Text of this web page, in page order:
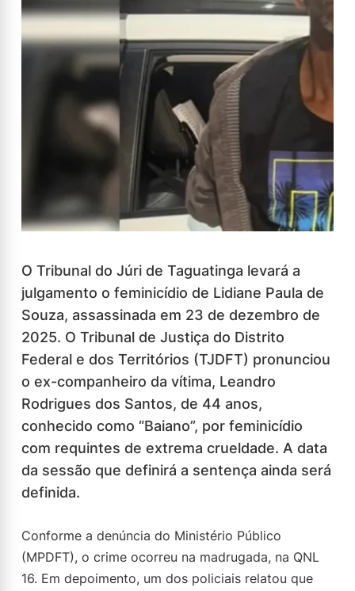
O Tribunal do Júri de Taguatinga levará a
julgamento o feminicídio de Lidiane Paula de
Souza, assassinada em 23 de dezembro de
2025. O Tribunal de Justiça do Distrito
Federal e dos Territórios (TJDFT) pronunciou
o ex-companheiro da vítima, Leandro
Rodrigues dos Santos, de 44 anos,
conhecido como “Baiano”, por feminicídio
com requintes de extrema crueldade. A data
da sessão que definirá a sentença ainda será
definida.
Conforme a denúncia do Ministério Público
(MPDFT), o crime ocorreu na madrugada, na QNL
16. Em depoimento, um dos policiais relatou que